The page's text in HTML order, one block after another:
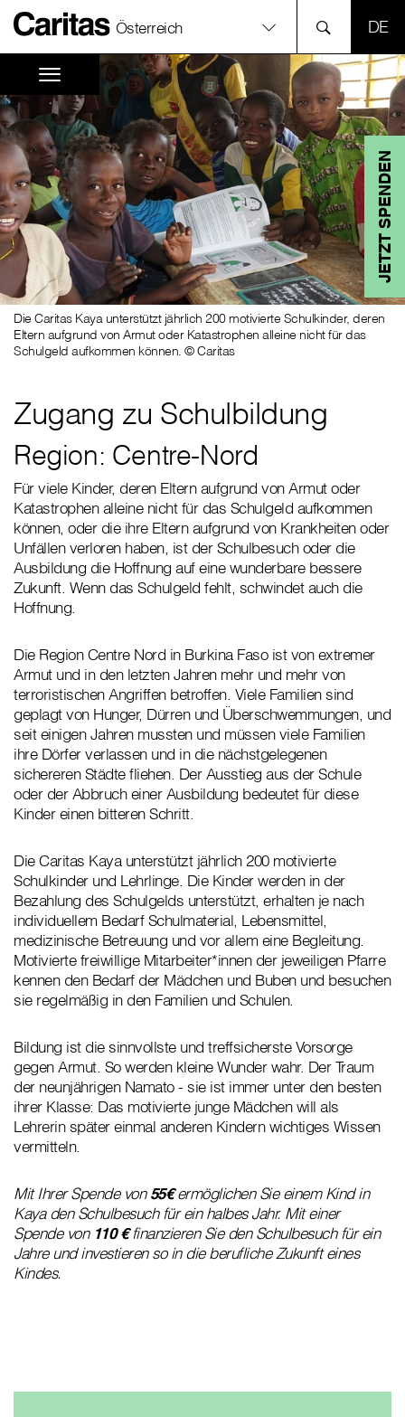
Österreich
JETZT SPENDEN
Die Caritas Kaya unterstützt jährlich 200 motivierte Schulkinder, deren
Eltern aufgrund von Armut oder Katastrophen alleine nicht für das
Schulgeld aufkommen können. © Caritas
Zugang zu Schulbildung
Region: Centre-Nord
Für viele Kinder, deren Eltern aufgrund von Armut oder
Katastrophen alleine nicht für das Schulgeld aufkommen
können, oder die ihre Eltern aufgrund von Krankheiten oder
Unfällen verloren haben, ist der Schulbesuch oder die
Ausbildung die Hoffnung auf eine wunderbare bessere
Zukunft. Wenn das Schulgeld fehlt, schwindet auch die
Hoffnung.
Die Region Centre Nord in Burkina Faso ist von extremer
Armut und in den letzten Jahren mehr und mehr von
terroristischen Angriffen betroffen. Viele Familien sind
geplagt von Hunger, Dürren und Überschwemmungen, und
seit einigen Jahren mussten und müssen viele Familien
ihre Dörfer verlassen und in die nächstgelegenen
sichereren Städte fliehen. Der Ausstieg aus der Schule
oder der Abbruch einer Ausbildung bedeutet für diese
Kinder einen bitteren Schritt.
Die Caritas Kaya unterstützt jährlich 200 motivierte
Schulkinder und Lehrlinge. Die Kinder werden in der
Bezahlung des Schulgelds unterstützt, erhalten je nach
individuellem Bedarf Schulmaterial, Lebensmittel,
medizinische Betreuung und vor allem eine Begleitung.
Motivierte freiwillige Mitarbeiter*innen der jeweiligen Pfarre
kennen den Bedarf der Mädchen und Buben und besuchen
sie regelmäßig in den Familien und Schulen.
Bildung ist die sinnvollste und treffsicherste Vorsorge
gegen Armut. So werden kleine Wunder wahr. Der Traum
der neunjährigen Namato - sie ist immer unter den besten
ihrer Klasse: Das motivierte junge Mädchen will als
Lehrerin später einmal anderen Kindern wichtiges Wissen
vermitteln.
Mit Ihrer Spende von55€ermöglichen Sie einem Kind in
Kaya den Schulbesuch für ein halbes Jahr. Mit einer
Spende von110 €finanzieren Sie den Schulbesuch für ein
Jahre und investieren so in die berufliche Zukunft eines
Kindes.